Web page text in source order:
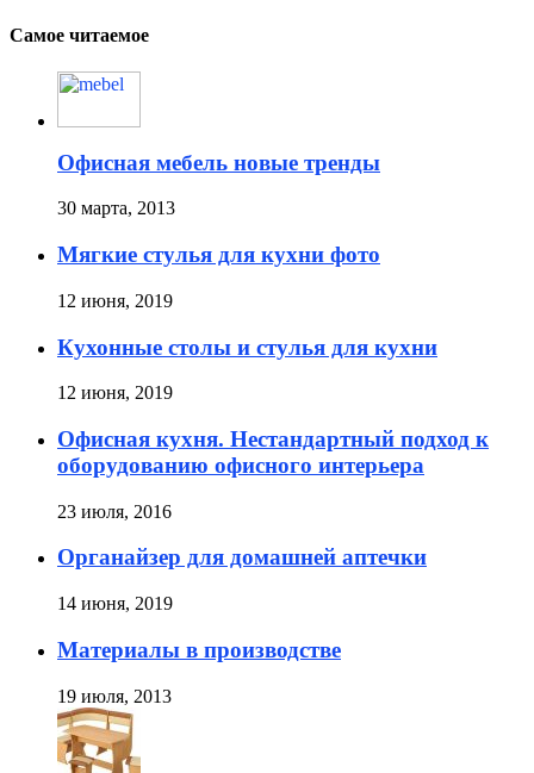
Самое читаемое
Офисная мебель новые тренды
30 марта, 2013
Мягкие стулья для кухни фото
12 июня, 2019
Кухонные столы и стулья для кухни
12 июня, 2019
Офисная кухня. Нестандартный подход к
оборудованию офисного интерьера
23 июля, 2016
Органайзер для домашней аптечки
14 июня, 2019
Материалы в производстве
19 июля, 2013